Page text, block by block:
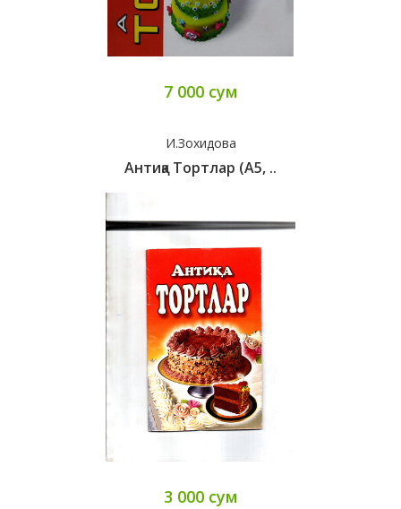
7 000 сум
И.Зохидова
Антиқа Тортлар (А5, ..
3 000 сум